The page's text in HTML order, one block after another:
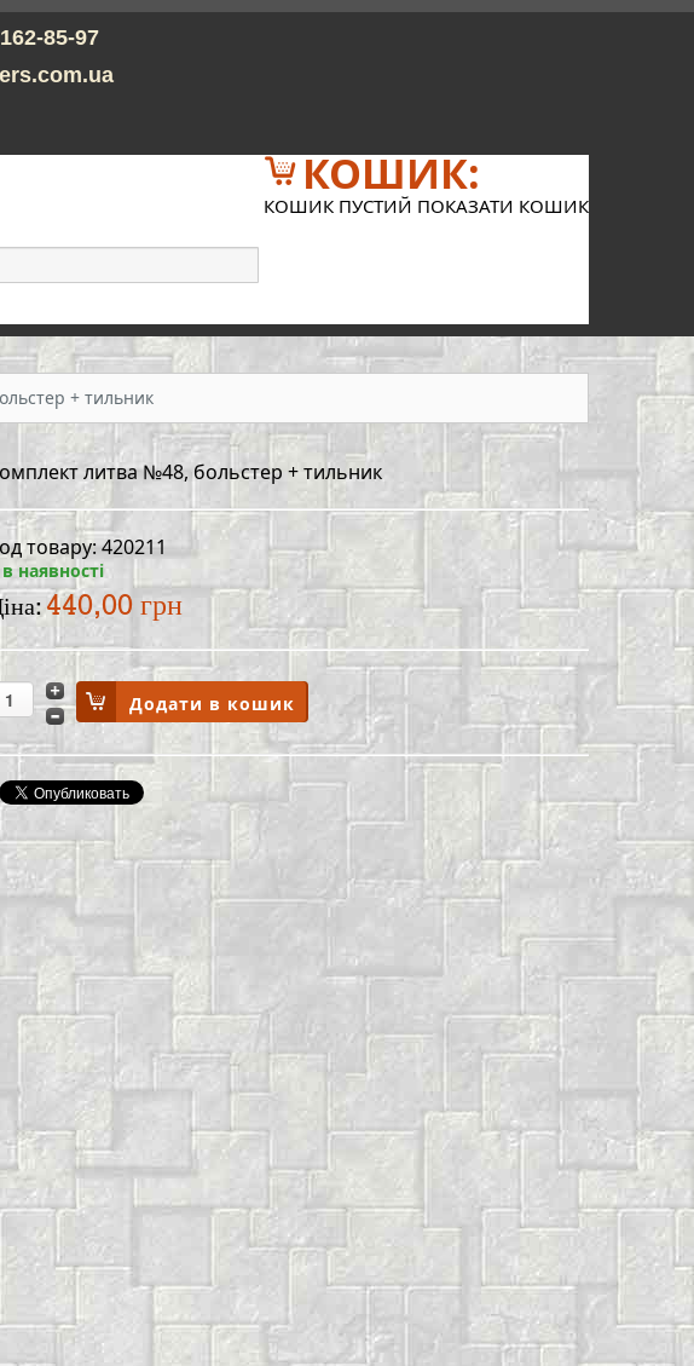
85-97
КОШИК:
КОШИК ПУСТИЙ ПОКАЗАТИ КОШИК
+ тильник
литва №48, больстер + тильник
товару: 420211
наявності
440,00 грн